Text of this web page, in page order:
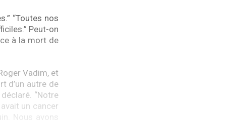
“Toutes nos
Peut-on
à la mort de
Vadim, et
d’un autre de
“Notre
un cancer
Nous avons